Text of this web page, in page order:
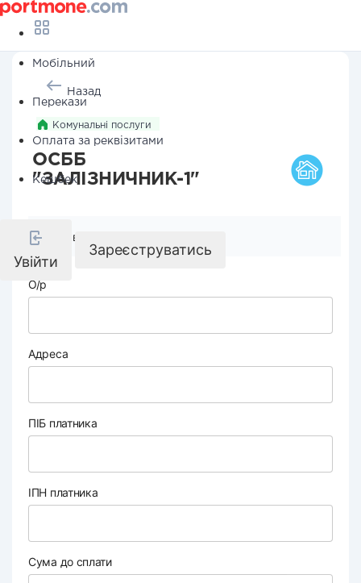
Мобільний
Перекази
Оплата за реквізитами
Кешбек
Увійти
Зареєструватись
Назад
Комунальні послуги
ОСББ
"ЗАЛІЗНИЧНИК-1"
Реквізити компанії
О/р
Адреса
ПІБ платника
ІПН платника
Сума до сплати